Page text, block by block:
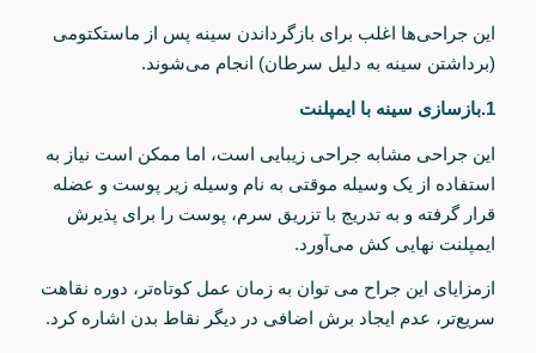
این جراحی‌ها اغلب برای بازگرداندن سینه پس از ماستکتومی
(برداشتن سینه به دلیل سرطان) انجام می‌شوند.
1. بازسازی سینه با ایمپلنت
این جراحی مشابه جراحی زیبایی است، اما ممکن است نیاز به
استفاده از یک وسیله موقتی به نام وسیله زیر پوست و عضله
قرار گرفته و به تدریج با تزریق سرم، پوست را برای پذیرش
ایمپلنت نهایی کش می‌آورد.
از مزایای این جراح می توان به زمان عمل کوتاه‌تر، دوره نقاهت
سریع‌تر، عدم ایجاد برش اضافی در دیگر نقاط بدن اشاره کرد.